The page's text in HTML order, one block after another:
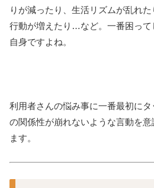
りが減ったり、生活リズムが乱れ
行動が増えたり…など。一番困って
自身ですよね。
利用者さんの悩み事に一番最初に
の関係性が崩れないような言動を
ます。